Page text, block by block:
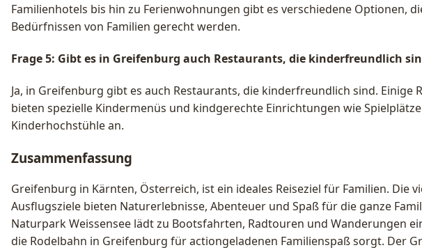
Familienhotels bis hin zu Ferienwohnungen gibt es verschiedene Optionen,
Bedürfnissen von Familien gerecht werden.
Frage 5: Gibt es in Greifenburg auch Restaurants, die kinderfreundlich
Ja, in Greifenburg gibt es auch Restaurants, die kinderfreundlich sind. Einige
bieten spezielle Kindermenüs und kindgerechte Einrichtungen wie
Kinderhochstühle an.
Zusammenfassung
Greifenburg in Kärnten, Österreich, ist ein ideales Reiseziel für Familien. Die
Ausflugsziele bieten Naturerlebnisse, Abenteuer und Spaß für die ganze
Naturpark Weissensee lädt zu Bootsfahrten, Radtouren und Wanderungen
die Rodelbahn in Greifenburg für actiongeladenen Familienspaß sorgt. Der